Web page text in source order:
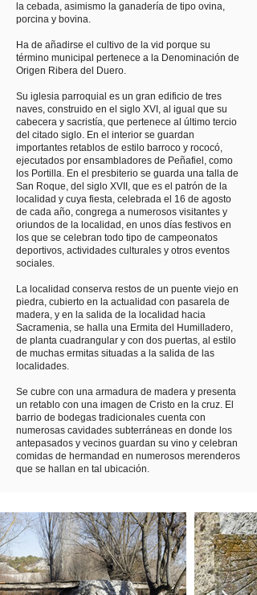
la cebada, asimismo la ganadería de tipo ovina,
porcina y bovina.
Ha de añadirse el cultivo de la vid porque su
término municipal pertenece a la Denominación de
Origen Ribera del Duero.
Su iglesia parroquial es un gran edificio de tres
naves, construido en el siglo XVI, al igual que su
cabecera y sacristía, que pertenece al último tercio
del citado siglo. En el interior se guardan
importantes retablos de estilo barroco y rococó,
ejecutados por ensambladores de Peñafiel, como
los Portilla. En el presbiterio se guarda una talla de
San Roque, del siglo XVII, que es el patrón de la
localidad y cuya fiesta, celebrada el 16 de agosto
de cada año, congrega a numerosos visitantes y
oriundos de la localidad, en unos días festivos en
los que se celebran todo tipo de campeonatos
deportivos, actividades culturales y otros eventos
sociales.
La localidad conserva restos de un puente viejo en
piedra, cubierto en la actualidad con pasarela de
madera, y en la salida de la localidad hacia
Sacramenia, se halla una Ermita del Humilladero,
de planta cuadrangular y con dos puertas, al estilo
de muchas ermitas situadas a la salida de las
localidades.
Se cubre con una armadura de madera y presenta
un retablo con una imagen de Cristo en la cruz. El
barrio de bodegas tradicionales cuenta con
numerosas cavidades subterráneas en donde los
antepasados y vecinos guardan su vino y celebran
comidas de hermandad en numerosos merenderos
que se hallan en tal ubicación.